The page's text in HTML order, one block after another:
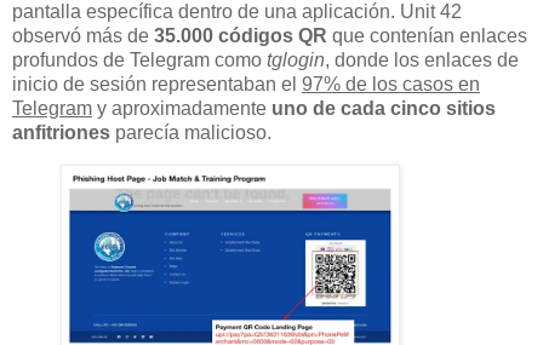
pantalla específica dentro de una aplicación. Unit 42
observó más de 35.000 códigos QR que contenían enlaces
profundos de Telegram como tglogin, donde los enlaces de
inicio de sesión representaban el 97% de los casos en
Telegram y aproximadamente uno de cada cinco sitios
anfitriones parecía malicioso.